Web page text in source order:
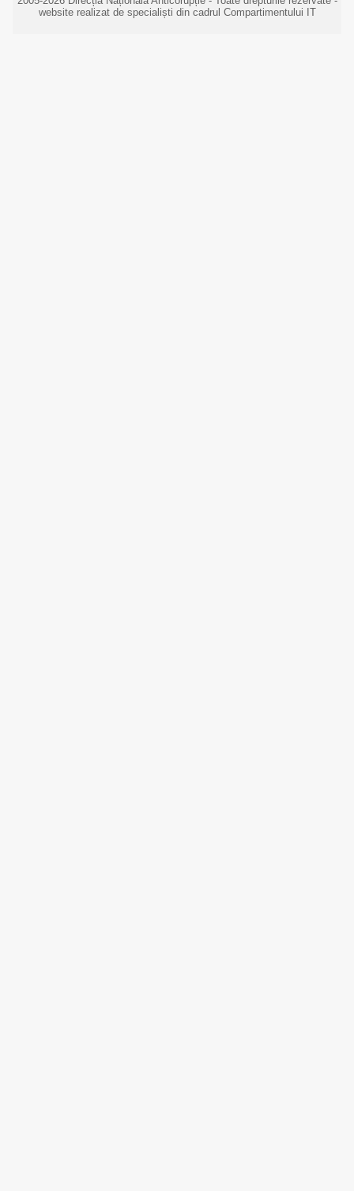
website realizat de specialiști din cadrul Compartimentului IT